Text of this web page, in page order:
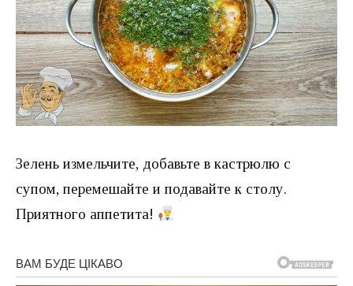
Зелень измельчите, добавьте в кастрюлю с
супом, перемешайте и подавайте к столу.
Приятного аппетита!